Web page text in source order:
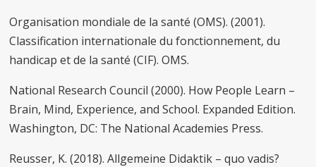
Organisation mondiale de la santé (OMS). (2001).
Classification internationale du fonctionnement, du
handicap et de la santé (CIF). OMS.
National Research Council (2000). How People Learn –
Brain, Mind, Experience, and School. Expanded Edition.
Washington, DC: The National Academies Press.
Reusser, K. (2018). Allgemeine Didaktik – quo vadis?